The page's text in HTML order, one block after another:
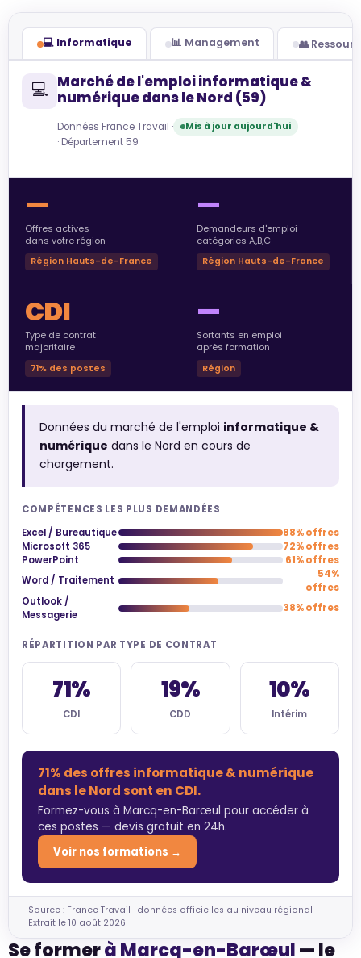
💻 Informatique 📊 Management 👥
💻 Marché de l'emploi informatique &
numérique dans le Nord (59)
Données France Travail · Mis à jour aujourd'hui
· Département 59
—
Offres actives
dans votre région
Région Hauts-de-France
—
Demandeurs d'emploi
catégories A,B,C
Région Hauts-de-France
CDI
Type de contrat
majoritaire
71% des postes
—
Sortants en emploi
après formation
Région
Données du marché de l'emploi informatique &
numérique dans le Nord en cours de
chargement.
COMPÉTENCES LES PLUS DEMANDÉES
Excel / Bureautique
88% offres
Microsoft 365
72% offres
PowerPoint
61% offres
Word / Traitement
54%
offres
Outlook /
Messagerie
38% offres
RÉPARTITION PAR TYPE DE CONTRAT
71%
CDI
19%
CDD
10%
Intérim
71% des offres informatique & numérique
dans le Nord sont en CDI.
Formez-vous à Marcq-en-Barœul pour accéder à
ces postes — devis gratuit en 24h.
Voir nos formations →
Source : France Travail · données officielles au niveau régional
Extrait le 10 août 2026
Se formerà Marcq-en-Barœul— le